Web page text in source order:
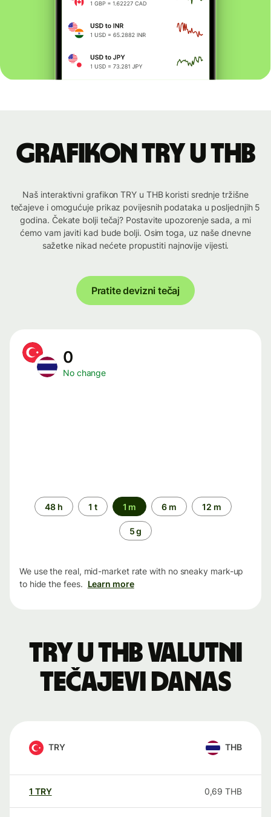
Grafikon TRY u THB
Naš interaktivni grafikon TRY u THB koristi srednje tržišne
tečajeve i omogućuje prikaz povijesnih podataka u posljednjih 5
godina. Čekate bolji tečaj? Postavite upozorenje sada, a mi
ćemo vam javiti kad bude bolji. Osim toga, uz naše dnevne
sažetke nikad nećete propustiti najnovije vijesti.
Pratite devizni tečaj
0
No change
Time
period
48 h 1 t 1 m 6 m 12 m
5 g
We use the real, mid-market rate with no sneaky mark-up
to hide the fees. Learn more
TRY u THB valutni
tečajevi danas
TRY THB
1 TRY 0,69 THB